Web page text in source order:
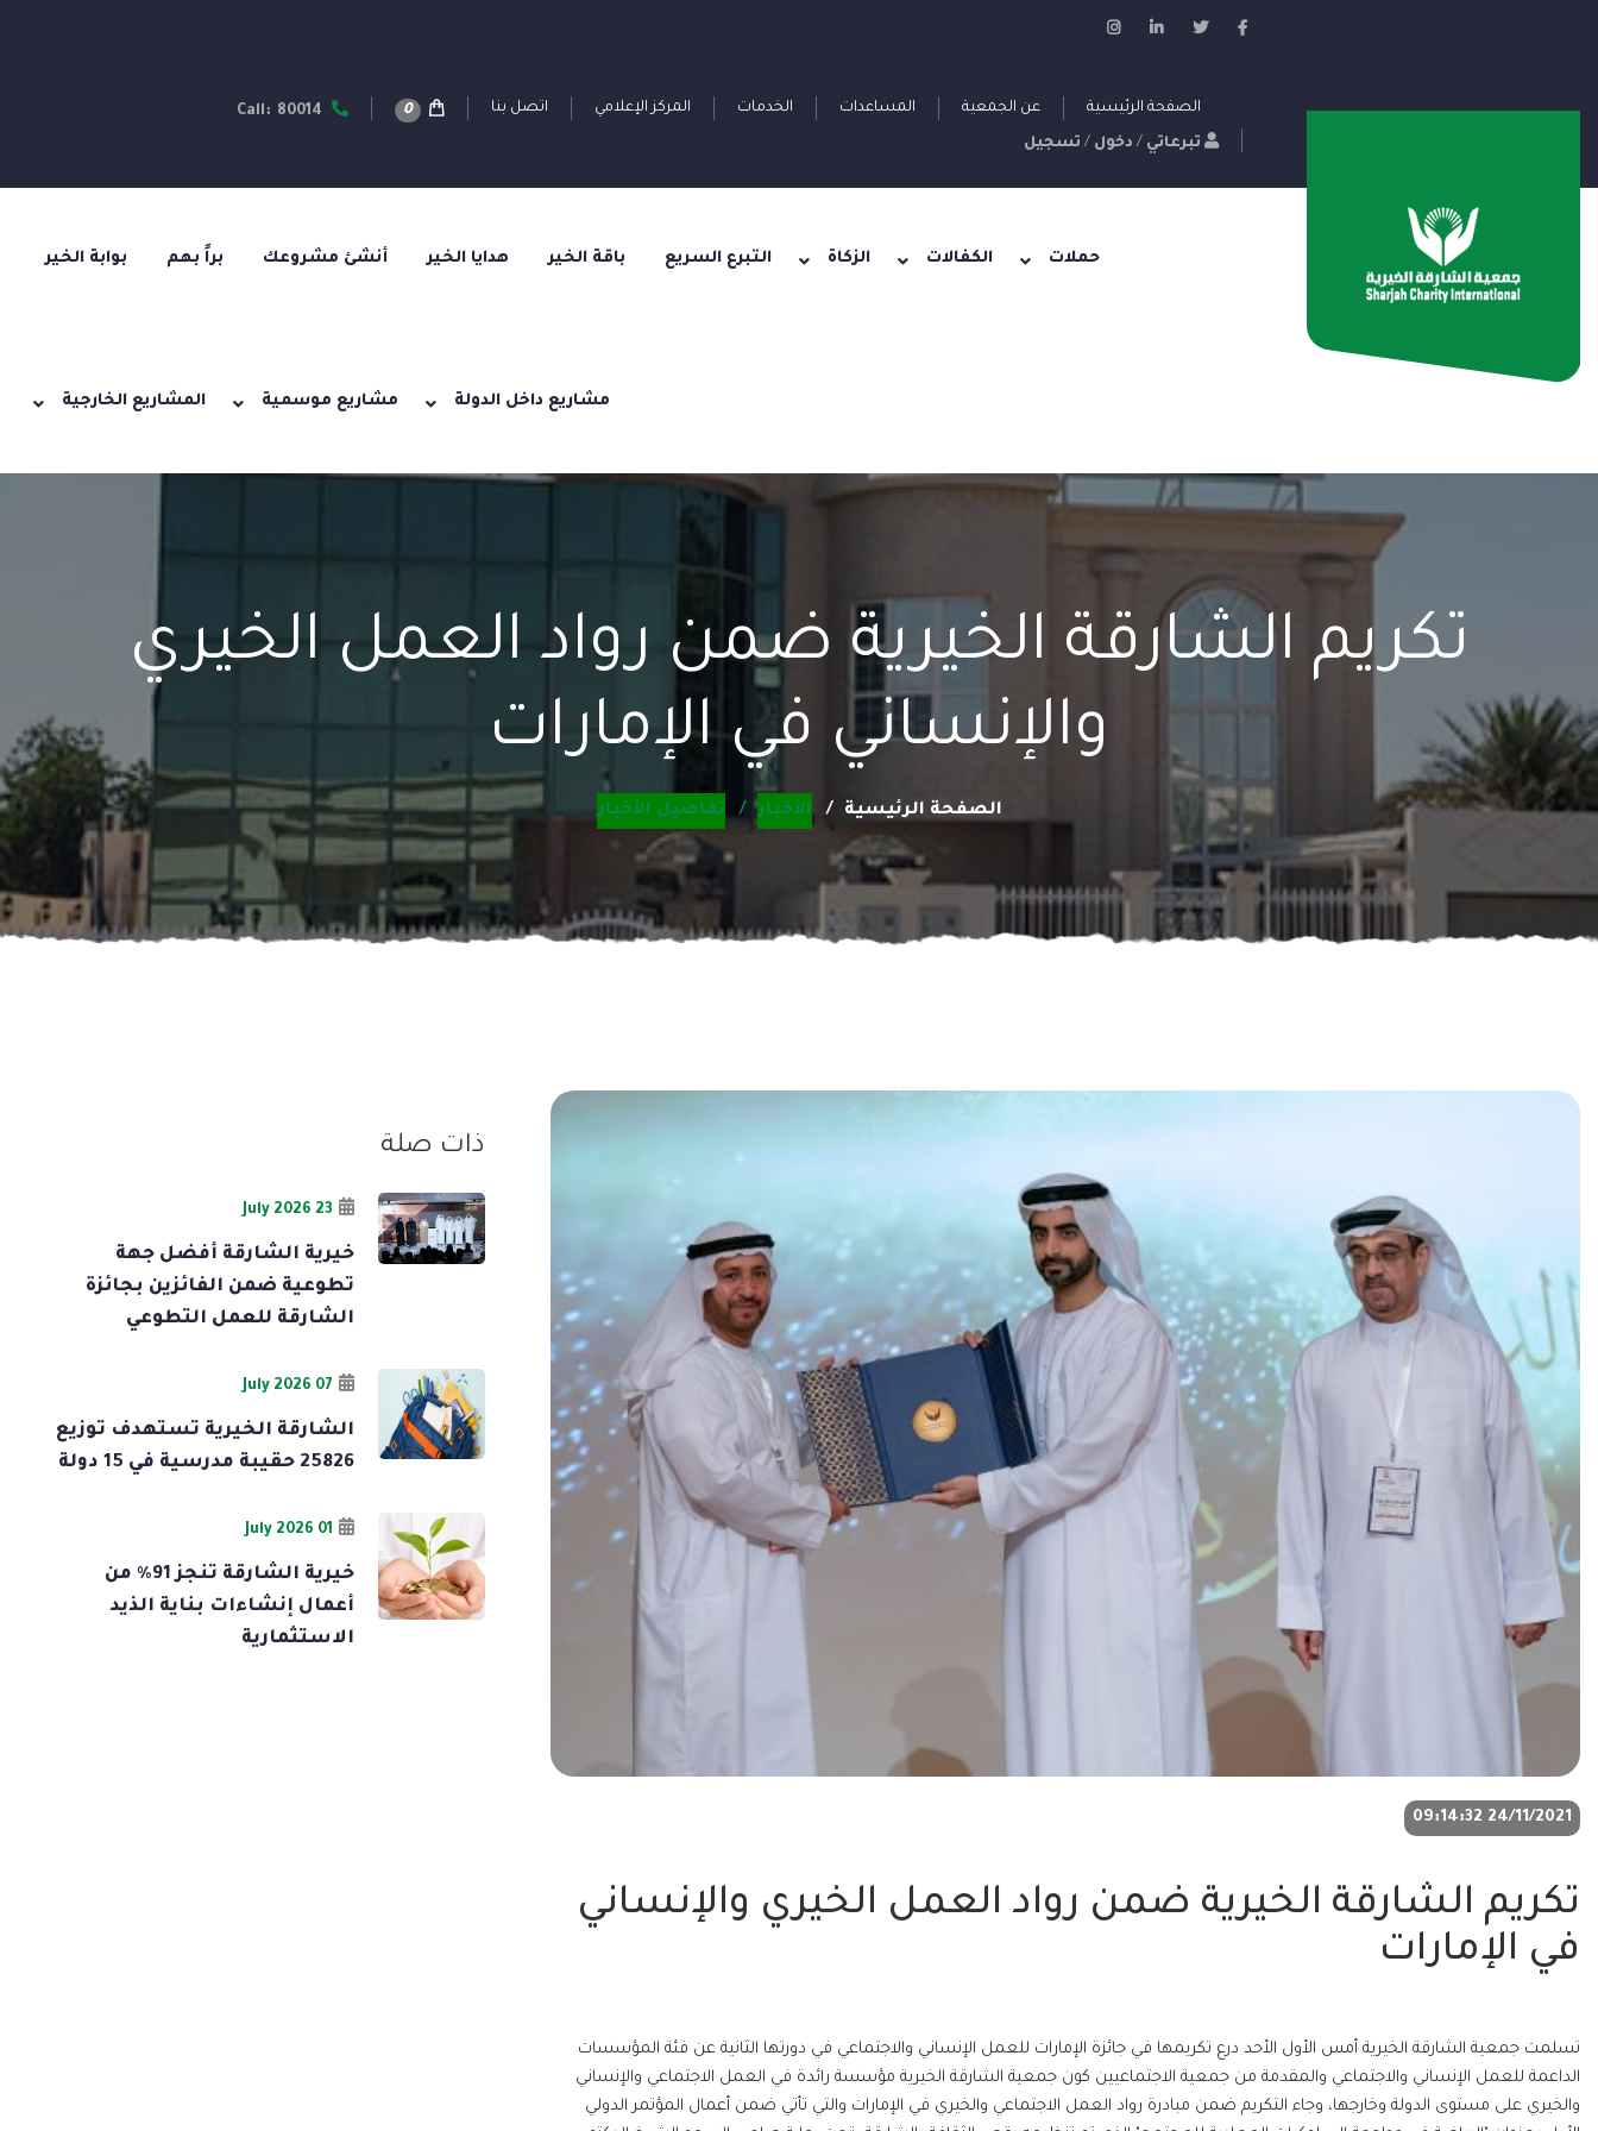
الصفحة الرئيسية عن الجمعية المساعدات الخدمات المركز الإعلامي اتصل بنا 0
تبرعاتي / دخول / تسجيل
بوابة الخير براً بهم أنشئ مشروعك هدايا الخير باقة الخير التبرع السريع الزكاة الكفالات حملات
المشاريع الخارجية مشاريع موسمية مشاريع داخل الدولة
تكريم الشارقة الخيرية ضمن رواد العمل الخيري
والإنساني في الإمارات
الصفحة الرئيسية الأخبار تفاصيل الأخبار
24/11/2021 09:14:32
تكريم الشارقة الخيرية ضمن رواد العمل الخيري والإنساني
في الإمارات
تسلمت جمعية الشارقة الخيرية أمس الأول الأحد درع تكريمها في جائزة الإمارات للعمل الإنساني والاجتماعي في دورتها الثانية عن فئة المؤسسات
الداعمة للعمل الإنساني والاجتماعي والمقدمة من جمعية الاجتماعيين كون جمعية الشارقة الخيرية مؤسسة رائدة في العمل الاجتماعي والإنساني
والخيري على مستوى الدولة وخارجها، وجاء التكريم ضمن مبادرة رواد العمل الاجتماعي والخيري في الإمارات والتي تأتي ضمن أعمال المؤتمر الدولي
ذات صلة
23 July 2026
خيرية الشارقة أفضل جهة
تطوعية ضمن الفائزين بجائزة
الشارقة للعمل التطوعي
07 July 2026
الشارقة الخيرية تستهدف توزيع
25826 حقيبة مدرسية في 15 دولة
01 July 2026
خيرية الشارقة تنجز 91% من
أعمال إنشاءات بناية الذيد
الاستثمارية